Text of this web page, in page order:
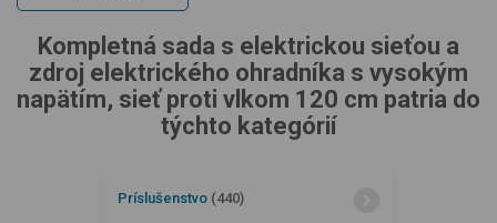
Kompletná sada s elektrickou sieťou a
zdroj elektrického ohradníka s vysokým
napätím, sieť proti vlkom 120 cm patria do
týchto kategórií
Príslušenstvo (440)